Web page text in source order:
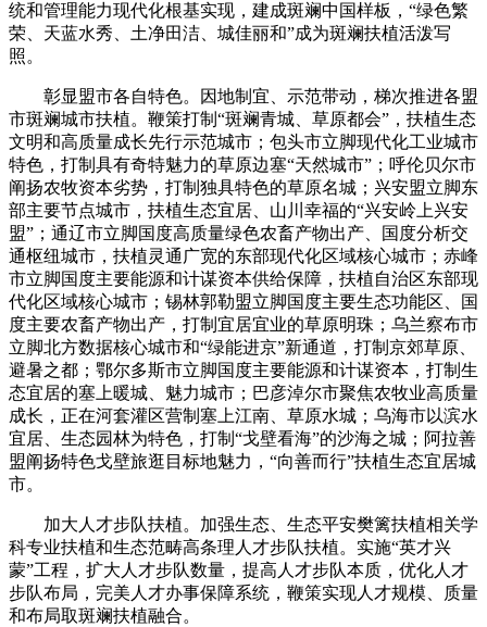
统和管理能力现代化根基实现，建成斑斓中国样板，“绿色繁
荣、天蓝水秀、土净田洁、城佳丽和”成为斑斓扶植活泼写
照。
彰显盟市各自特色。因地制宜、示范带动，梯次推进各盟
市斑斓城市扶植。鞭策打制“斑斓青城、草原都会”，扶植生态
文明和高质量成长先行示范城市；包头市立脚现代化工业城市
特色，打制具有奇特魅力的草原边塞“天然城市”；呼伦贝尔市
阐扬农牧资本劣势，打制独具特色的草原名城；兴安盟立脚东
部主要节点城市，扶植生态宜居、山川幸福的“兴安岭上兴安
盟”；通辽市立脚国度高质量绿色农畜产物出产、国度分析交
通枢纽城市，扶植灵通广宽的东部现代化区域核心城市；赤峰
市立脚国度主要能源和计谋资本供给保障，扶植自治区东部现
代化区域核心城市；锡林郭勒盟立脚国度主要生态功能区、国
度主要农畜产物出产，打制宜居宜业的草原明珠；乌兰察布市
立脚北方数据核心城市和“绿能进京”新通道，打制京郊草原、
避暑之都；鄂尔多斯市立脚国度主要能源和计谋资本，打制生
态宜居的塞上暖城、魅力城市；巴彦淖尔市聚焦农牧业高质量
成长，正在河套灌区营制塞上江南、草原水城；乌海市以滨水
宜居、生态园林为特色，打制“戈壁看海”的沙海之城；阿拉善
盟阐扬特色戈壁旅逛目标地魅力，“向善而行”扶植生态宜居城
市。
加大人才步队扶植。加强生态、生态平安樊篱扶植相关学
科专业扶植和生态范畴高条理人才步队扶植。实施“英才兴
蒙”工程，扩大人才步队数量，提高人才步队本质，优化人才
步队布局，完美人才办事保障系统，鞭策实现人才规模、质量
和布局取斑斓扶植融合。